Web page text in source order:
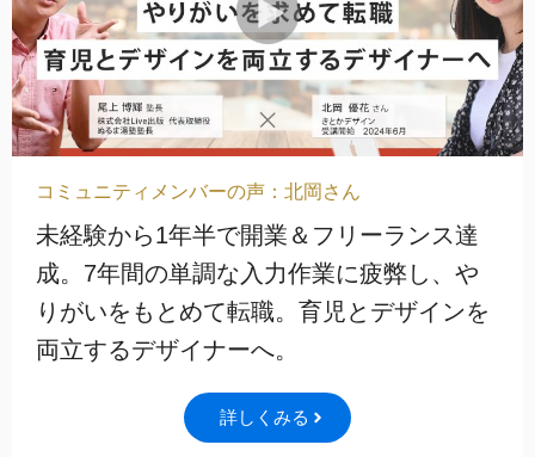
コミュニティメンバーの声：北岡さん
未経験から1年半で開業＆フリーランス達
成。7年間の単調な入力作業に疲弊し、や
りがいをもとめて転職。育児とデザインを
両立するデザイナーへ。
詳しくみる